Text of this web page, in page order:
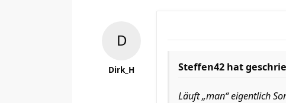
Dirk_H Steffen42 hat
Läuft „man“ eigentlich